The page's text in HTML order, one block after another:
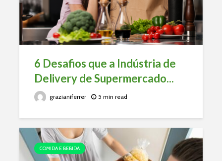
6 Desafios que a Indústria de
Delivery de Supermercado...
grazianiferrer 5 min read
COMIDA E BEBIDA